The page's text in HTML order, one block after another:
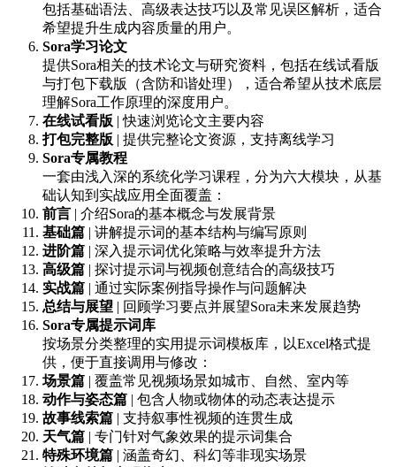
包括基础语法、高级表达技巧以及常见误区解析，适合
希望提升生成内容质量的用户。
Sora学习论文
提供Sora相关的技术论文与研究资料，包括在线试看版
与打包下载版（含防和谐处理），适合希望从技术底层
理解Sora工作原理的深度用户。
在线试看版 | 快速浏览论文主要内容
打包完整版 | 提供完整论文资源，支持离线学习
Sora专属教程
一套由浅入深的系统化学习课程，分为六大模块，从基
础认知到实战应用全面覆盖：
前言 | 介绍Sora的基本概念与发展背景
基础篇 | 讲解提示词的基本结构与编写原则
进阶篇 | 深入提示词优化策略与效率提升方法
高级篇 | 探讨提示词与视频创意结合的高级技巧
实战篇 | 通过实际案例指导操作与问题解决
总结与展望 | 回顾学习要点并展望Sora未来发展趋势
Sora专属提示词库
按场景分类整理的实用提示词模板库，以Excel格式提
供，便于直接调用与修改：
场景篇 | 覆盖常见视频场景如城市、自然、室内等
动作与姿态篇 | 包含人物或物体的动态表达提示
故事线索篇 | 支持叙事性视频的连贯生成
天气篇 | 专门针对气象效果的提示词集合
特殊环境篇 | 涵盖奇幻、科幻等非现实场景